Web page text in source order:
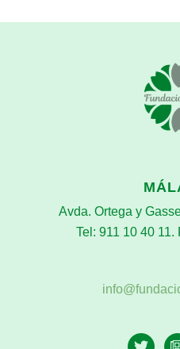
Avda. Ortega y
Tel: 911 10 40
twitter